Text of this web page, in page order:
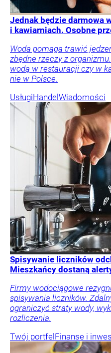
Jednak będzie darmowa
i kawiarniach. Osobne
Woda pomaga trawić
zbędne rzeczy z
wodą w restauracji czy w
nie w Polsce.
UsługiHandel Wiadomości
Spisywanie liczników
Mieszkańcy dostaną
Firmy wodociągowe
spisywania liczników.
ograniczyć straty wody,
rozliczenia.
Twój portfel Finanse i